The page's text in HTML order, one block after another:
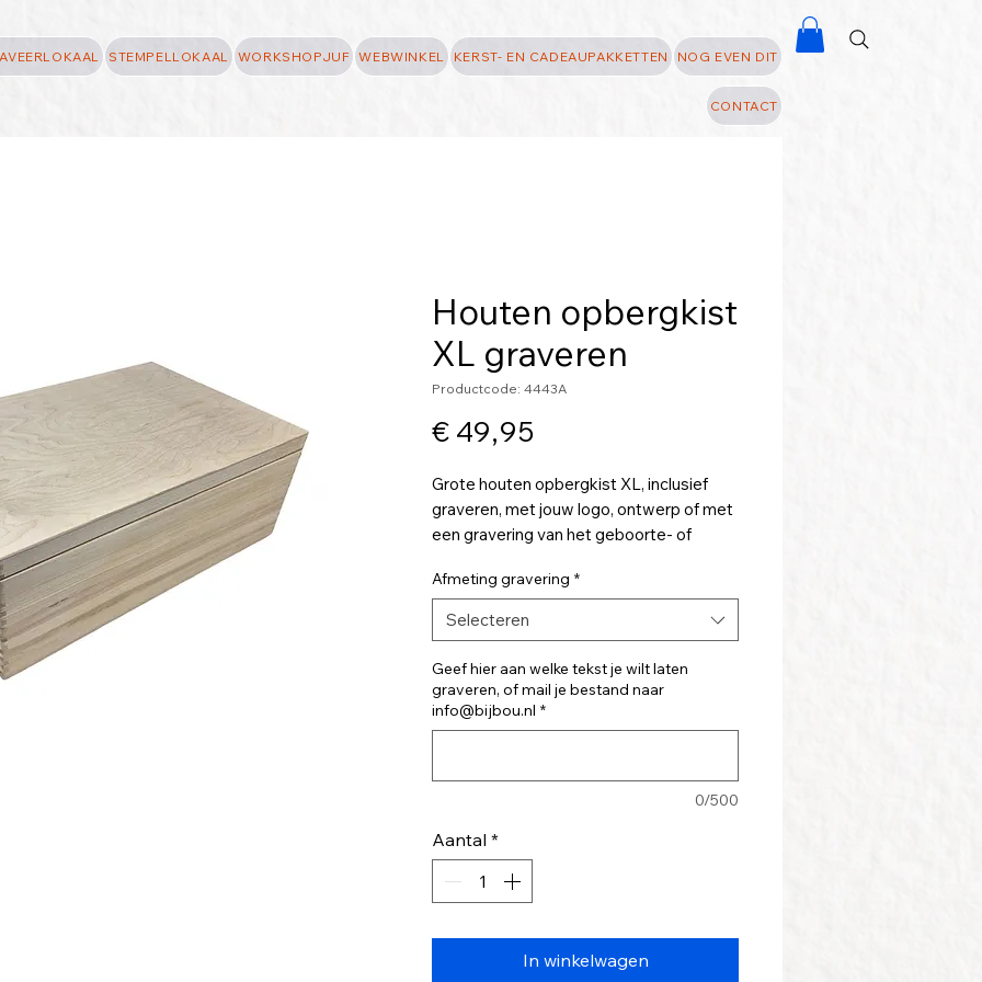
STEMPELLOKAAL WORKSHOPJUF WEBWINKEL KERST- EN CADEAUPAKKETTEN NOG EVEN DIT
CONTACT
Houten opbergkist
XL graveren
Productcode: 4443A
€ 49,95
Grote houten opbergkist XL, inclusief
graveren, met jouw logo, ontwerp of met
een gravering van het geboorte- of
Geef een persoonlijk cadeau met deze
kist. Een brede kist met een afmeting van
60x40x23 centimeter.
De prijs is inclusief gravering (maximaal
10cm doorsnee).
Een grotere gravering is ook mogelijk, en
kun je kiezen bij het bestellen van het
artikel.
Afmeting gravering *
Selecteren
Geef hier aan welke tekst je wilt laten
graveren, of mail je bestand naar
info@bijbou.nl *
0/500
Aantal *
In winkelwagen